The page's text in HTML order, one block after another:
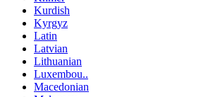
Kurdish
Kyrgyz
Latin
Latvian
Lithuanian
Luxembou..
Macedonian